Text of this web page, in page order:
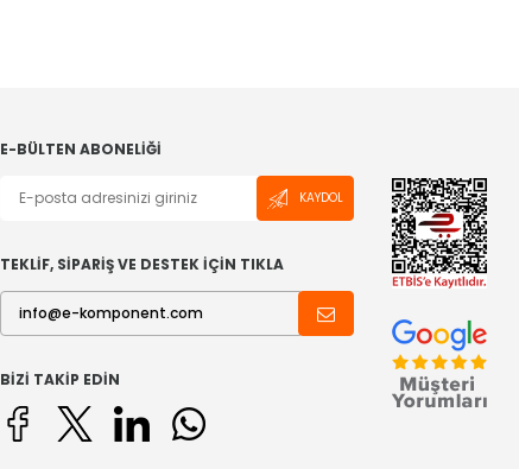
E-BÜLTEN ABONELIĞI
KAYDOL
TEKLİF, SİPARİŞ VE DESTEK İÇİN TIKLA
BIZI TAKIP EDIN